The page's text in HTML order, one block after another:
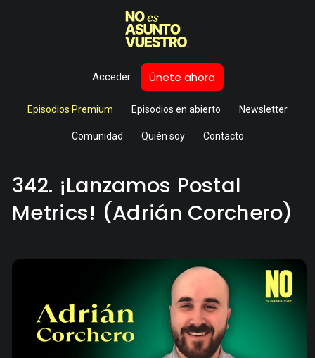
Acceder Únete ahora
Episodios Premium Episodios en abierto Newsletter
Comunidad Quién soy Contacto
342. ¡Lanzamos Postal
Metrics! (Adrián Corchero)